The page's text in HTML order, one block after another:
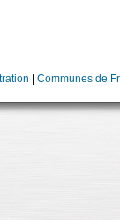
Communes de